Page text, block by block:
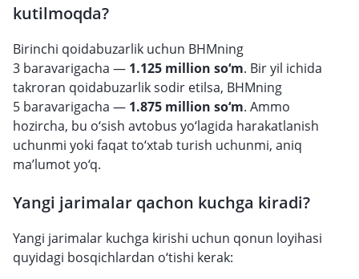
kutilmoqda?
Birinchi qoidabuzarlik uchun BHMning
3 baravarigacha — 1.125 million so‘m. Bir yil ichida
takroran qoidabuzarlik sodir etilsa, BHMning
5 baravarigacha — 1.875 million so‘m. Ammo
hozircha, bu o‘sish avtobus yo‘lagida harakatlanish
uchunmi yoki faqat to‘xtab turish uchunmi, aniq
ma’lumot yo‘q.
Yangi jarimalar qachon kuchga kiradi?
Yangi jarimalar kuchga kirishi uchun qonun loyihasi
quyidagi bosqichlardan o‘tishi kerak: